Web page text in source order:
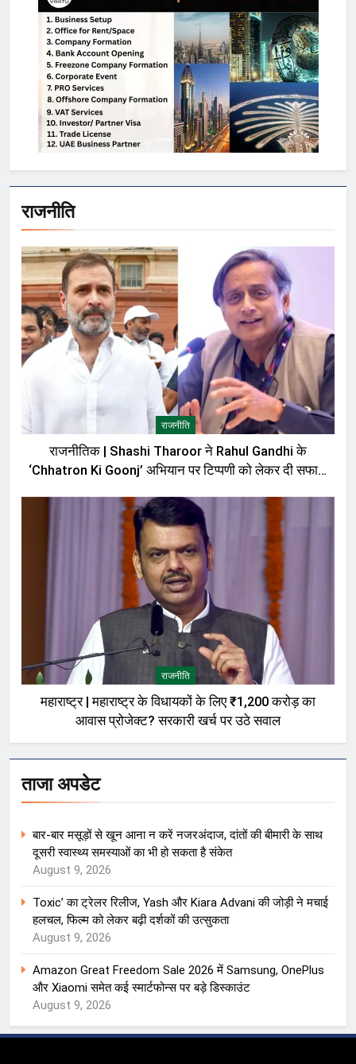
राजनीति
राजनीति
राजनीतिक | Shashi Tharoor ने Rahul Gandhi के
‘Chhatron Ki Goonj’ अभियान पर टिप्पणी को लेकर दी सफाई,
राजनीति
महाराष्ट्र | महाराष्ट्र के विधायकों के लिए ₹1,200 करोड़ का
आवास प्रोजेक्ट? सरकारी खर्च पर उठे सवाल
ताजा अपडेट
बार-बार मसूड़ों से खून आना न करें नजरअंदाज, दांतों की बीमारी के साथ
दूसरी स्वास्थ्य समस्याओं का भी हो सकता है संकेत
August 9, 2026
Toxic’ का ट्रेलर रिलीज, Yash और Kiara Advani की जोड़ी ने मचाई
हलचल, फिल्म को लेकर बढ़ी दर्शकों की उत्सुकता
August 9, 2026
Amazon Great Freedom Sale 2026 में Samsung, OnePlus
और Xiaomi समेत कई स्मार्टफोन्स पर बड़े डिस्काउंट
August 9, 2026